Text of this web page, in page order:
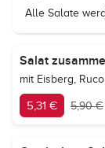
Alle Salate
Salat
mit Eisberg,
5,31 € 5,90 €